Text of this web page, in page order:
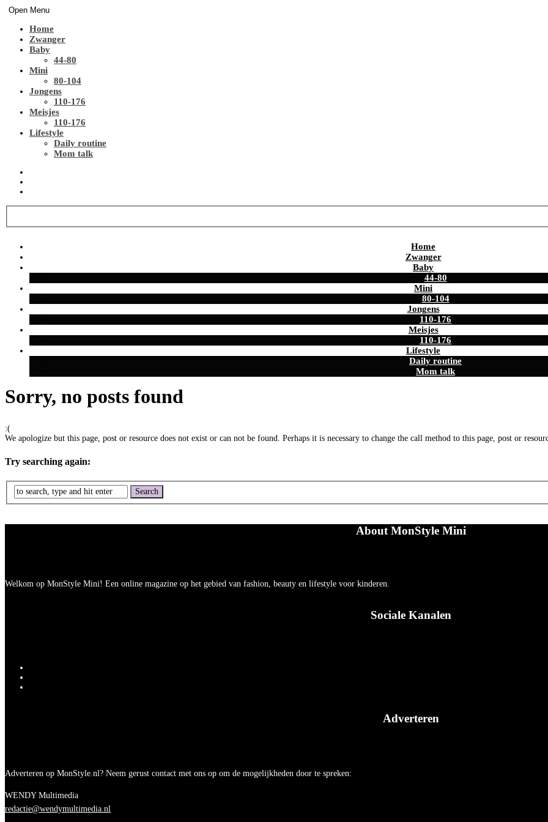
Open Menu
Home
Zwanger
Baby
44-80
Mini
80-104
Jongens
110-176
Meisjes
110-176
Lifestyle
Daily routine
Mom talk
Home
Zwanger
Baby
44-80
Mini
80-104
Jongens
110-176
Meisjes
110-176
Lifestyle
Daily routine
Mom talk
Sorry, no posts found
:(
We apologize but this page, post or resource does not exist or can not be found. Perhaps it is necessary to change the call method to this page, post or
Try searching again:
About MonStyle Mini
Welkom op MonStyle Mini! Een online magazine op het gebied van fashion, beauty en lifestyle voor kinderen.
Sociale Kanalen
Adverteren
Adverteren op MonStyle.nl? Neem gerust contact met ons op om de mogelijkheden door te spreken:
WENDY Multimedia
redactie@wendymultimedia.nl